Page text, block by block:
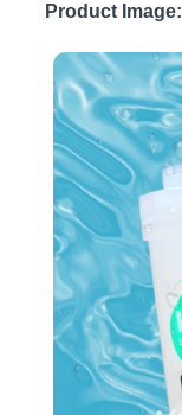
Product Image: